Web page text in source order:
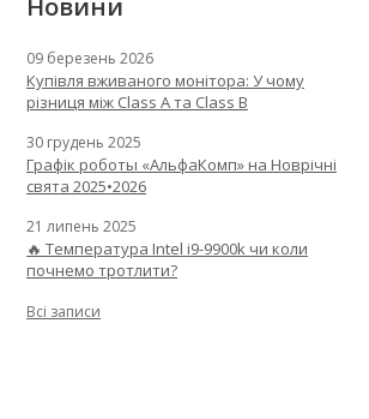
Новини
09 березень 2026
Купівля вживаного монітора: У чому
різниця між Class A та Class B
30 грудень 2025
Графік роботы «АльфаКомп» на Новрічні
свята 2025•2026
21 липень 2025
🔥 Температура Intel i9-9900k чи коли
почнемо тротлити?
Всі записи